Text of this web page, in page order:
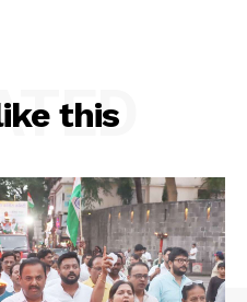
this